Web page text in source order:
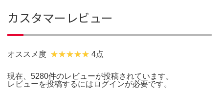
カスタマーレビュー
オススメ度 4点
現在、5280件のレビューが投稿されています。
レビューを投稿するには ログインが必要です。